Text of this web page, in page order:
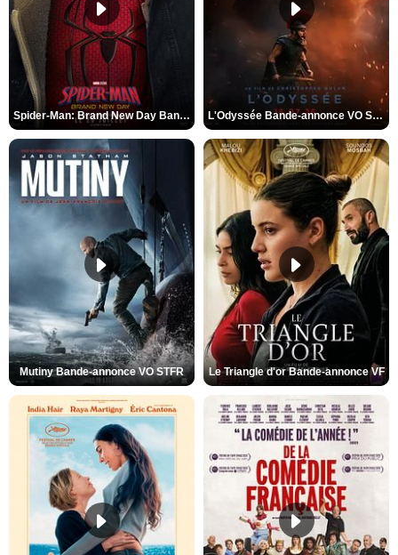
Spider-Man: Brand New Day Bande-annonce VO STFR L'Odyssée Bande-annonce VO STFR
Mutiny Bande-annonce VO STFR Le Triangle d'or Bande-annonce VF